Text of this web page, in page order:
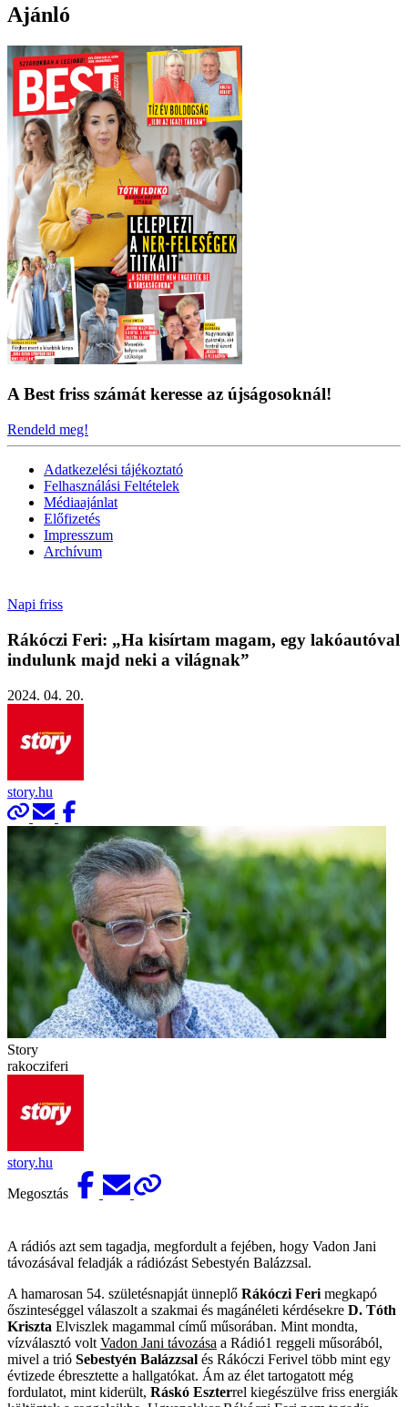
Ajánló
A Best friss számát keresse az újságosoknál!
Rendeld meg!
Adatkezelési tájékoztató
Felhasználási Feltételek
Médiaajánlat
Előfizetés
Impresszum
Archívum
Napi friss
Rákóczi Feri: „Ha kisírtam magam, egy lakóautóval
indulunk majd neki a világnak”
2024. 04. 20.
story.hu
Story
rakocziferi
story.hu
Megosztás
A rádiós azt sem tagadja, megfordult a fejében, hogy Vadon Jani
távozásával feladják a rádiózást Sebestyén Balázzsal.
A hamarosan 54. születésnapját ünneplő Rákóczi Feri megkapó
őszinteséggel válaszolt a szakmai és magánéleti kérdésekre D. Tóth
Kriszta Elviszlek magammal című műsorában. Mint mondta,
vízválasztó volt Vadon Jani távozása a Rádió1 reggeli műsorából,
mivel a trió Sebestyén Balázzsal és Rákóczi Ferivel több mint egy
évtizede ébresztette a hallgatókat. Ám az élet tartogatott még
fordulatot, mint kiderült, Ráskó Eszterrel kiegészülve friss energiák